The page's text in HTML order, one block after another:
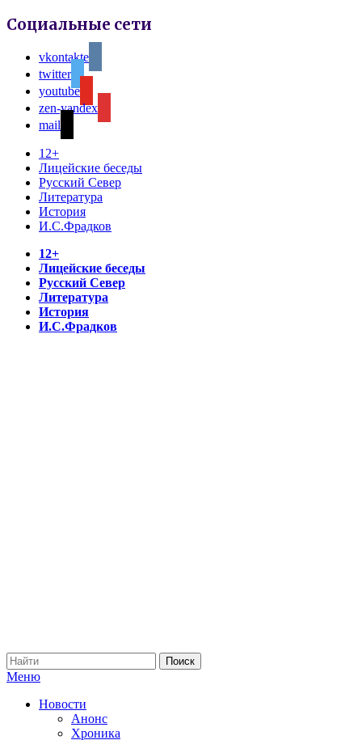
Социальные сети
vkontakte
twitter
youtube
zen-yandex
mail
12+
Лицейские беседы
Русский Север
Литература
История
И.С.Фрадков
12+
Лицейские беседы
Русский Север
Литература
История
И.С.Фрадков
Меню
Новости
Анонс
Хроника